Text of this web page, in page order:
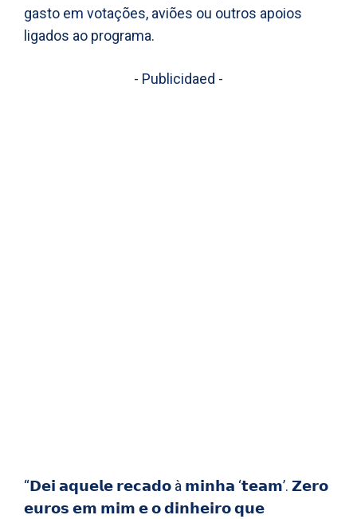
gasto em votações, aviões ou outros apoios
ligados ao programa.
- Publicidaed -
“𝗗𝗲𝗶 𝗮𝗾𝘂𝗲𝗹𝗲 𝗿𝗲𝗰𝗮𝗱𝗼 à 𝗺𝗶𝗻𝗵𝗮 ‘𝘁𝗲𝗮𝗺’. 𝗭𝗲𝗿𝗼
𝗲𝘂𝗿𝗼𝘀 𝗲𝗺 𝗺𝗶𝗺 𝗲 𝗼 𝗱𝗶𝗻𝗵𝗲𝗶𝗿𝗼 𝗾𝘂𝗲